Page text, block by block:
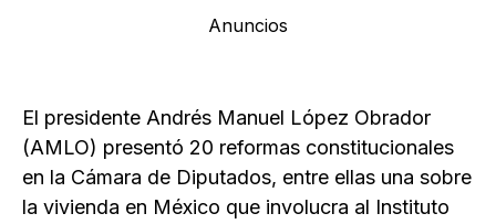
Anuncios
El presidente Andrés Manuel López Obrador
(AMLO) presentó 20 reformas constitucionales
en la Cámara de Diputados, entre ellas una sobre
la vivienda en México que involucra al Instituto